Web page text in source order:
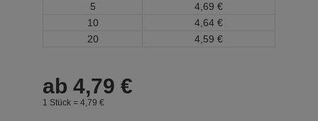
5
4, 69 €
10
4, 64 €
20
4, 59 €
ab 4,79 €
1 Stück = 4, 79 €